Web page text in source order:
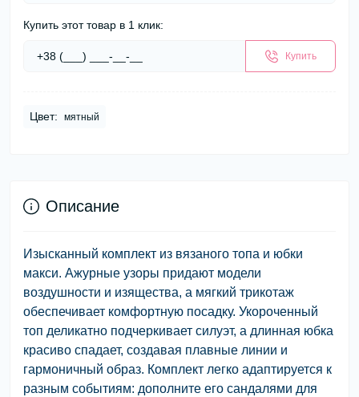
Купить этот товар в 1 клик:
Купить
Цвет: мятный
Описание
Изысканный комплект из вязаного топа и юбки
макси. Ажурные узоры придают модели
воздушности и изящества, а мягкий трикотаж
обеспечивает комфортную посадку. Укороченный
топ деликатно подчеркивает силуэт, а длинная юбка
красиво спадает, создавая плавные линии и
гармоничный образ. Комплект легко адаптируется к
разным событиям: дополните его сандалями для